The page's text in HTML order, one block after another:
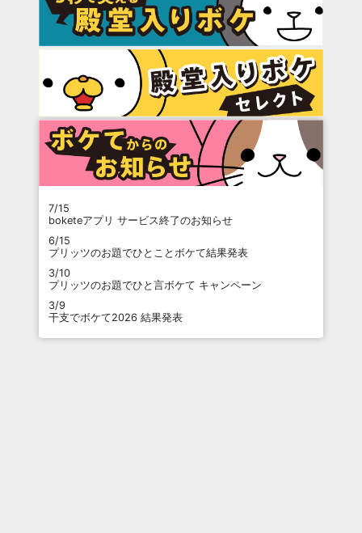
7/15
boketeアプリ サービス終了のお知らせ
6/15
プリッツのお題でひとことボケて結果発表
3/10
プリッツのお題でひと言ボケて キャンペーン
3/9
干支でボケて2026 結果発表